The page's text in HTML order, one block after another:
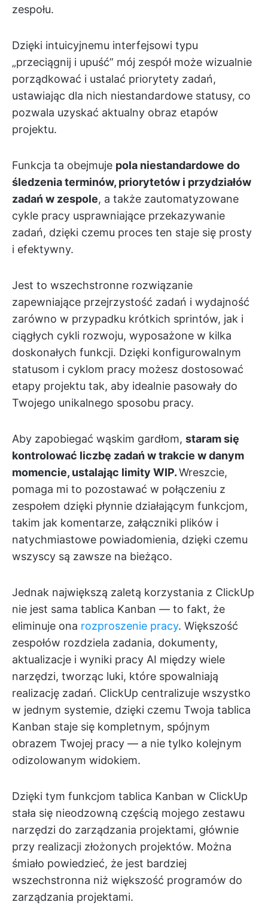
zespołu.
Dzięki intuicyjnemu interfejsowi typu
„przeciągnij i upuść” mój zespół może wizualnie
porządkować i ustalać priorytety zadań,
ustawiając dla nich niestandardowe statusy, co
pozwala uzyskać aktualny obraz etapów
projektu.
Funkcja ta obejmuje pola niestandardowe do
śledzenia terminów, priorytetów i przydziałów
zadań w zespole, a także zautomatyzowane
cykle pracy usprawniające przekazywanie
zadań, dzięki czemu proces ten staje się prosty
i efektywny.
Jest to wszechstronne rozwiązanie
zapewniające przejrzystość zadań i wydajność
zarówno w przypadku krótkich sprintów, jak i
ciągłych cykli rozwoju, wyposażone w kilka
doskonałych funkcji. Dzięki konfigurowalnym
statusom i cyklom pracy możesz dostosować
etapy projektu tak, aby idealnie pasowały do
Twojego unikalnego sposobu pracy.
Aby zapobiegać wąskim gardłom, staram się
kontrolować liczbę zadań w trakcie w danym
momencie, ustalając limity WIP.Wreszcie,
pomaga mi to pozostawać w połączeniu z
zespołem dzięki płynnie działającym funkcjom,
takim jak komentarze, załączniki plików i
natychmiastowe powiadomienia, dzięki czemu
wszyscy są zawsze na bieżąco.
Jednak największą zaletą korzystania z ClickUp
nie jest sama tablica Kanban — to fakt, że
eliminuje ona rozproszenie pracy. Większość
zespołów rozdziela zadania, dokumenty,
aktualizacje i wyniki pracy AI między wiele
narzędzi, tworząc luki, które spowalniają
realizację zadań. ClickUp centralizuje wszystko
w jednym systemie, dzięki czemu Twoja tablica
Kanban staje się kompletnym, spójnym
obrazem Twojej pracy — a nie tylko kolejnym
odizolowanym widokiem.
Dzięki tym funkcjom tablica Kanban w ClickUp
stała się nieodzowną częścią mojego zestawu
narzędzi do zarządzania projektami, głównie
przy realizacji złożonych projektów. Można
śmiało powiedzieć, że jest bardziej
wszechstronna niż większość programów do
zarządzania projektami.